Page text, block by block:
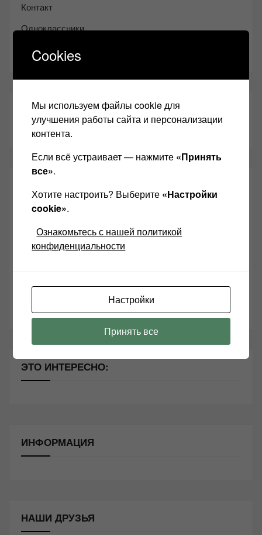
Контакт
Одноклассники
Youtube
ТАКЖЕ ЧИТАЕМ:
Чем дороже аудиотехника, тем лучше звучит?
10 способов оптимизации потоковой музыки
Почему виниловые пластинки звучат так хорошо?
ЭТО ИНТЕРЕСНО:
ИНФОРМАЦИЯ
НАШИ ДРУЗЬЯ
Cookies
Мы используем файлы cookie для
улучшения работы сайта и персонализации
контента.
Если всё устраивает — нажмите «Принять
все».
Хотите настроить? Выберите «Настройки
cookie».
Ознакомьтесь с нашей политикой
конфиденциальности
Настройки
Принять все